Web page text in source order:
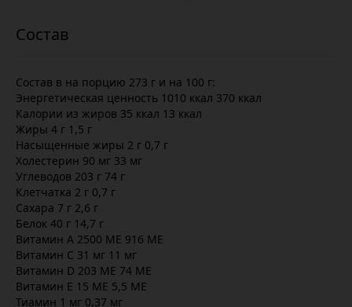
Состав в на порцию 273 г и на 100 г:
Энергетическая ценность 1010 ккал 370 ккал
Калории из жиров 35 ккал 13 ккал
Жиры 4 г 1,5 г
Насыщенные жиры 2 г 0,7 г
Холестерин 90 мг 33 мг
Углеводов 203 г 74 г
Клетчатка 2 г 0,7 г
Сахара 7 г 2,6 г
Белок 40 г 14,7 г
Витамин А 2500 МЕ 916 МЕ
Витамин С 31 мг 11 мг
Витамин D 203 МЕ 74 МЕ
Витамин Е 15 МЕ 5,5 МЕ
Тиамин 1 мг 0,37 мг